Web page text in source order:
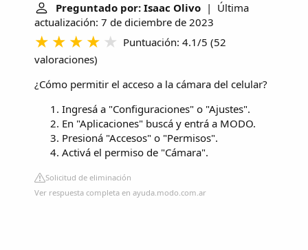
Preguntado por: Isaac Olivo | Última
actualización: 7 de diciembre de 2023
Puntuación: 4.1/5 (52
valoraciones)
¿Cómo permitir el acceso a la cámara del celular?
Ingresá a "Configuraciones" o "Ajustes".
En "Aplicaciones" buscá y entrá a MODO.
Presioná "Accesos" o "Permisos".
Activá el permiso de "Cámara".
Solicitud de eliminación
Ver respuesta completa en ayuda.modo.com.ar